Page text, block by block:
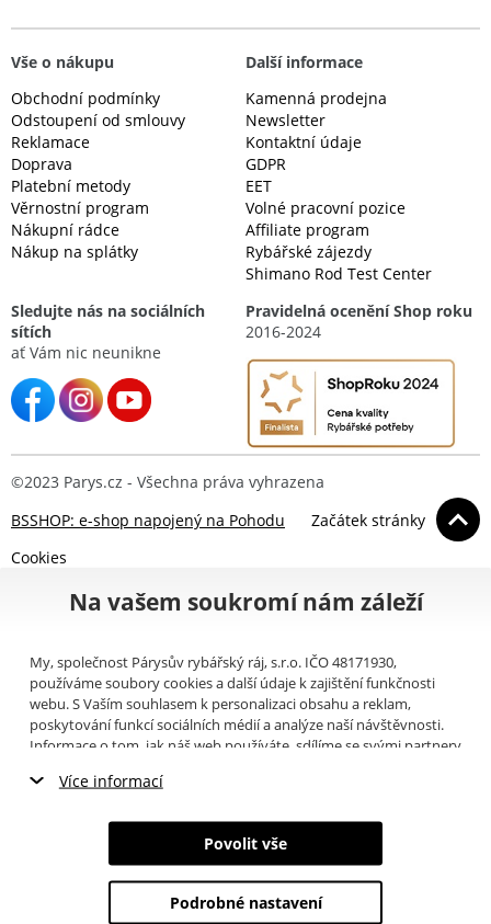
Vše o nákupu
Obchodní podmínky
Odstoupení od smlouvy
Reklamace
Doprava
Platební metody
Věrnostní program
Nákupní rádce
Nákup na splátky
Další informace
Kamenná prodejna
Newsletter
Kontaktní údaje
GDPR
EET
Volné pracovní pozice
Affiliate program
Rybářské zájezdy
Shimano Rod Test Center
Sledujte nás na sociálních
sítích
ať Vám nic neunikne
Pravidelná ocenění Shop roku
2016-2024
©2023 Parys.cz - Všechna práva vyhrazena
BSSHOP: e-shop napojený na Pohodu
Začátek stránky
Cookies
Na vašem soukromí nám záleží
My, společnost Párysův rybářský ráj, s.r.o. IČO 48171930,
používáme soubory cookies a další údaje k zajištění funkčnosti
webu. S Vaším souhlasem k personalizaci obsahu a reklam,
poskytování funkcí sociálních médií a analýze naší návštěvnosti.
Informace o tom, jak náš web používáte, sdílíme se svými partnery
můžete přečíst, jak tyto informace Google používá. Partneři tyto
poskytli nebo které získali v důsledku toho, že používáte jejich
služby. Tyto údaje zahrnují cookies, data z dalších úložišť, IP
adresu a další informace spojené s prohlížením webu. Svůj souhlas
Více informací
Nezbytné cookies
Marketingové cookies
Povolit vše
Podrobné nastavení